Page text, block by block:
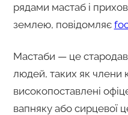
рядами мастаб і
землею, повідомляє
Мастаби — це
людей, таких як члени
високопоставлені
вапняку або сирцевої